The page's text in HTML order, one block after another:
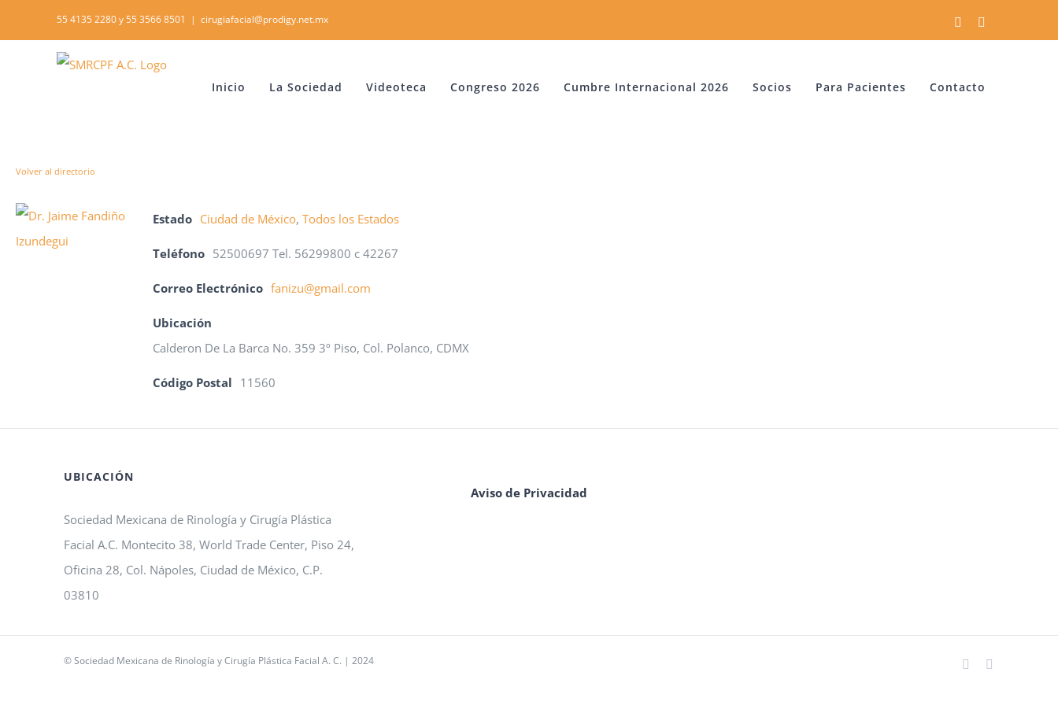
to
55 4135 2280 y 55 3566 8501 | cirugiafacial@prodigy.net.mx Facebook
Inicio La Sociedad Videoteca Congreso 2026 Cumbre Internacional 2026 Socios Para Pacientes Contacto
Volver al directorio
Estado Ciudad de México, Todos los Estados
Teléfono 52500697 Tel. 56299800 c 42267
Correo Electrónico fanizu@gmail.com
Ubicación
Calderon De La Barca No. 359 3º Piso, Col. Polanco, CDMX
Código Postal 11560
UBICACIÓN
Sociedad Mexicana de Rinología y Cirugía Plástica
Facial A.C. Montecito 38, World Trade Center, Piso 24,
Oficina 28, Col. Nápoles, Ciudad de México, C.P.
03810
Aviso de Privacidad
© Sociedad Mexicana de Rinología y Cirugía Plástica Facial A. C. | 2024 Facebook